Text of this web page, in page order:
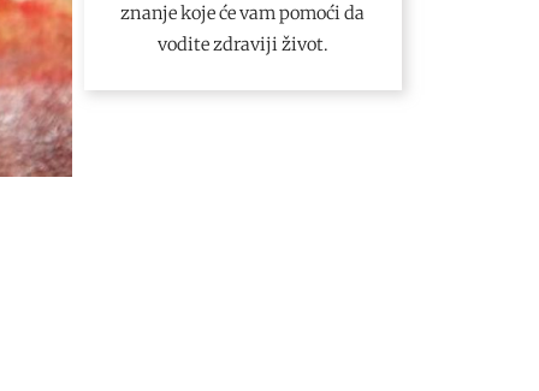
znanje koje će vam pomoći da
vodite zdraviji život.